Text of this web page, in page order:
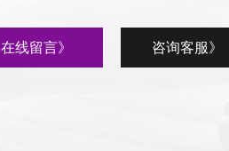
在线留言》 咨询客服》